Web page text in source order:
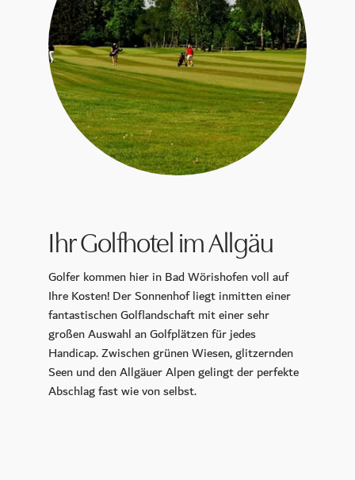
Angebote
Events im Sonnenhof
Festival der Nationen
Wohnmobil Stellplatz
Kulinarik
König Ludwig Lounge
Frühstück
Murano Bar
Der Wintergarten
Wellness
Day Spa
Ihr Golfhotel im Allgäu
Golfer kommen hier in Bad Wörishofen voll auf
Ihre Kosten! Der Sonnenhof liegt inmitten einer
fantastischen Golflandschaft mit einer sehr
großen Auswahl an Golfplätzen für jedes
Handicap. Zwischen grünen Wiesen, glitzernden
Seen und den Allgäuer Alpen gelingt der perfekte
Abschlag fast wie von selbst.